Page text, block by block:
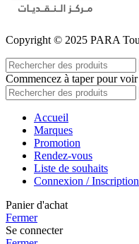
Copyright © 2025 PARA
Commencez à taper pour
Accueil
Marques
Promotion
Rendez-vous
Liste de souhaits
Connexion / Inscription
Panier d'achat
Fermer
Se connecter